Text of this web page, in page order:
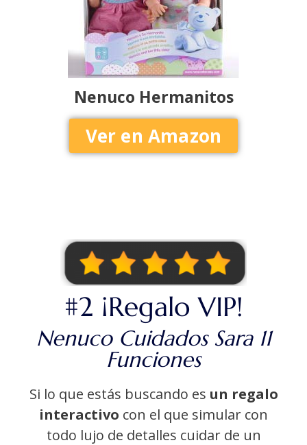
Nenuco Hermanitos
Ver en Amazon
#2 ¡Regalo VIP!
Nenuco Cuidados Sara 11
Funciones
Si lo que estás buscando es un regalo
interactivo con el que simular con
todo lujo de detalles cuidar de un